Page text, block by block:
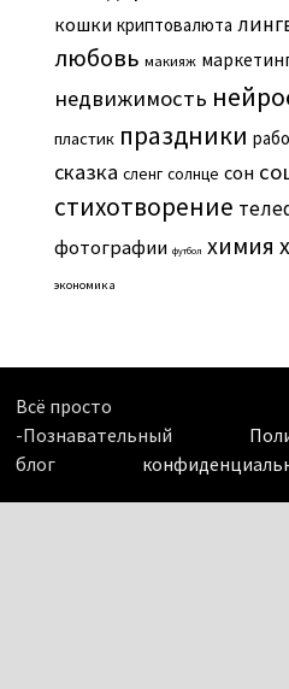
кошки криптовалюта
любовь макияж
недвижимость
пластик праздники
сказка сленг солнце сон
стихотворение
фотографии футбол химия
экономика
Всё просто
-Познавательный
блог